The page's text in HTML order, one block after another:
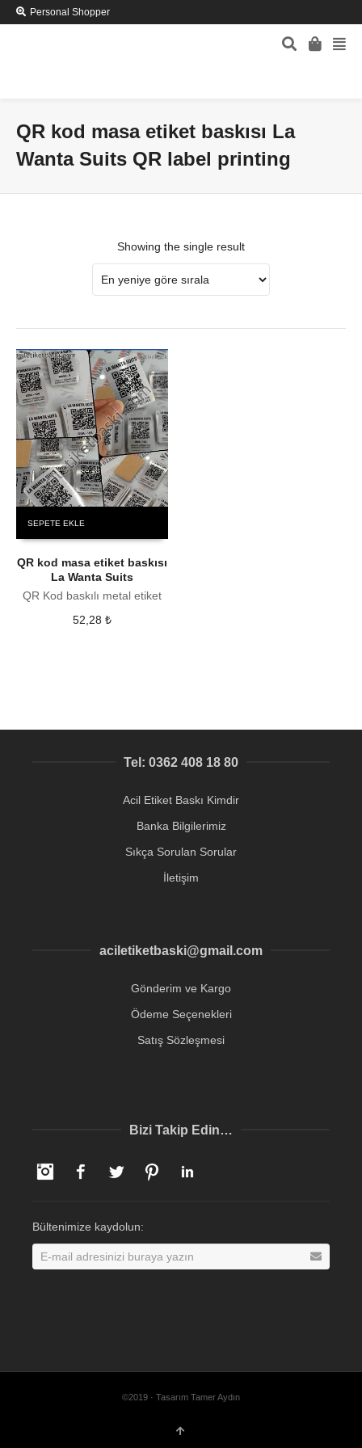
Personal Shopper
QR kod masa etiket baskısı La
Wanta Suits QR label printing
Showing the single result
SEPETE EKLE
QR kod masa etiket baskısı
La Wanta Suits
QR Kod baskılı metal etiket
52,28 ₺
Tel: 0362 408 18 80
Acil Etiket Baskı Kimdir
Banka Bilgilerimiz
Sıkça Sorulan Sorular
İletişim
aciletiketbaski@gmail.com
Gönderim ve Kargo
Ödeme Seçenekleri
Satış Sözleşmesi
Bizi Takip Edin…
InstagramFacebookTwitter Pinterest
Bültenimize kaydolun:
©2019 · Tasarım Tamer Aydın